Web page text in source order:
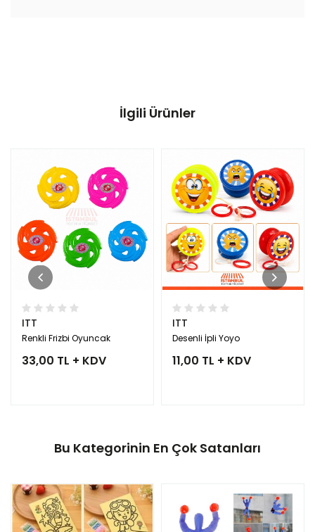
İlgili Ürünler
ITT
Renkli Frizbi Oyuncak
33,00 TL + KDV
ITT
Desenli İpli Yoyo
11,00 TL + KDV
Bu Kategorinin En Çok Satanları